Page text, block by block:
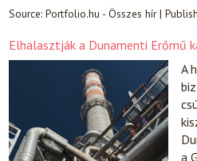
Source:Portfolio.hu - Összes hír|
Elhalasztják a Dunamenti Erőmű
A
a